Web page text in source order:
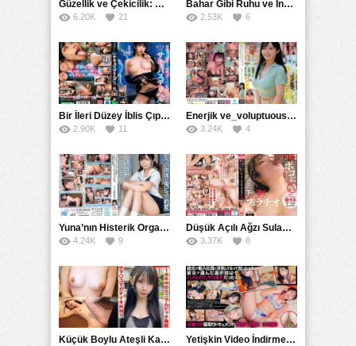
Güzellik ve Çekicilik: Bir İşyeri Kadininin Hikayesi
6.20K 21
Bahar Gibi Ruhu ve İncelikle Doldurmak
2.53K 6
Bir İleri Düzey İblis Çıplak Teslimat Görevlisi, İnce Bedeni ve Şeytani Becerileriyle Sizi Sürekli BoşaltacakMDBK
2.90K 11
Enerjik ve_voluptuous Üniversite Kızının H Kupa Büyüklüğündeki Göğüsleri ve Çılgın Orgazmı
3.24K 4
Yuna’nın Histerik Orgazmı: Genç Kızın Savage Hareketlerle Ulaştığı Şiddetli Coşkuları
4.24K 9
Düşük Açılı Ağzı Sulama Teknikleri ve AGMX İlişkisi
3.37K 8
Küçük Boylu Ateşli Karakter: Nandinin Hassas Uçuklu Memeleri ve Sahneleri Yetişkin Video İndirme Siteleri Grubu: Şefkatli Patron ve Sekreterin Aşk Hikayesi: Prestijli Bir Son